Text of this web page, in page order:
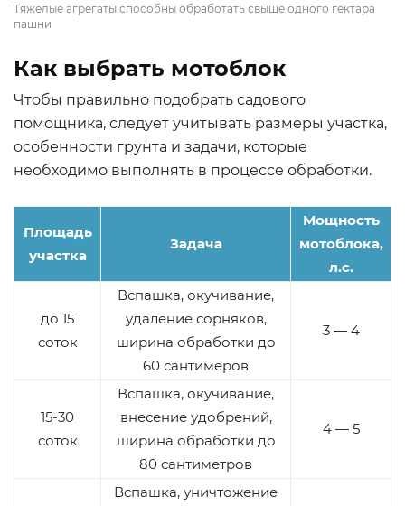
Тяжелые агрегаты способны обработать свыше одного гектара
пашни
Как выбрать мотоблок
Чтобы правильно подобрать садового
помощника, следует учитывать размеры участка,
особенности грунта и задачи, которые
необходимо выполнять в процессе обработки.
Площадь
участка
Задача
Мощность
мотоблока,
л.с.
до 15
соток
Вспашка, окучивание,
удаление сорняков,
ширина обработки до
60 сантимеров
3 — 4
15-30
соток
Вспашка, окучивание,
внесение удобрений,
ширина обработки до
80 сантиметров
4 — 5
Вспашка, уничтожение